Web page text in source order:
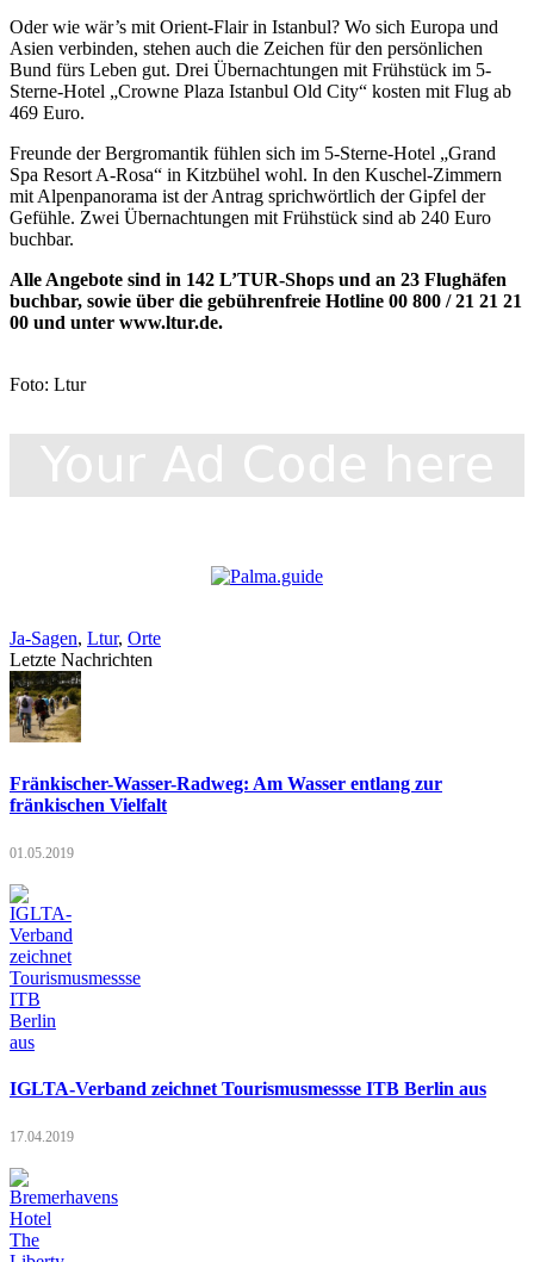
Oder wie wär’s mit Orient-Flair in Istanbul? Wo sich Europa und
Asien verbinden, stehen auch die Zeichen für den persönlichen
Bund fürs Leben gut. Drei Übernachtungen mit Frühstück im 5-
Sterne-Hotel „Crowne Plaza Istanbul Old City“ kosten mit Flug ab
469 Euro.
Freunde der Bergromantik fühlen sich im 5-Sterne-Hotel „Grand
Spa Resort A-Rosa“ in Kitzbühel wohl. In den Kuschel-Zimmern
mit Alpenpanorama ist der Antrag sprichwörtlich der Gipfel der
Gefühle. Zwei Übernachtungen mit Frühstück sind ab 240 Euro
buchbar.
Alle Angebote sind in 142 L’TUR-Shops und an 23 Flughäfen
buchbar, sowie über die gebührenfreie Hotline 00 800 / 21 21 21
00 und unter www.ltur.de.
Foto: Ltur
Ja-Sagen, Ltur, Orte
Letzte Nachrichten
Fränkischer-Wasser-Radweg: Am Wasser entlang zur
fränkischen Vielfalt
01.05.2019
IGLTA-Verband zeichnet Tourismusmessse ITB Berlin aus
17.04.2019